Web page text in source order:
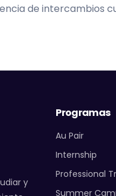
de intercambios
y
Programas
Au Pair
Internship
Professional
Summer